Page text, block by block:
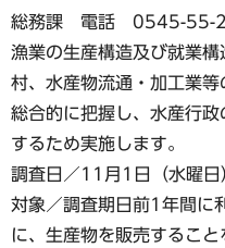
総務課 電話 0545-55-
漁業の生産構造及び就業
村、水産物流通・加工業
総合的に把握し、水産行
するため実施します。
調査日／11月1日（水曜日
対象／調査期日前1年間に
に、生産物を販売するこ